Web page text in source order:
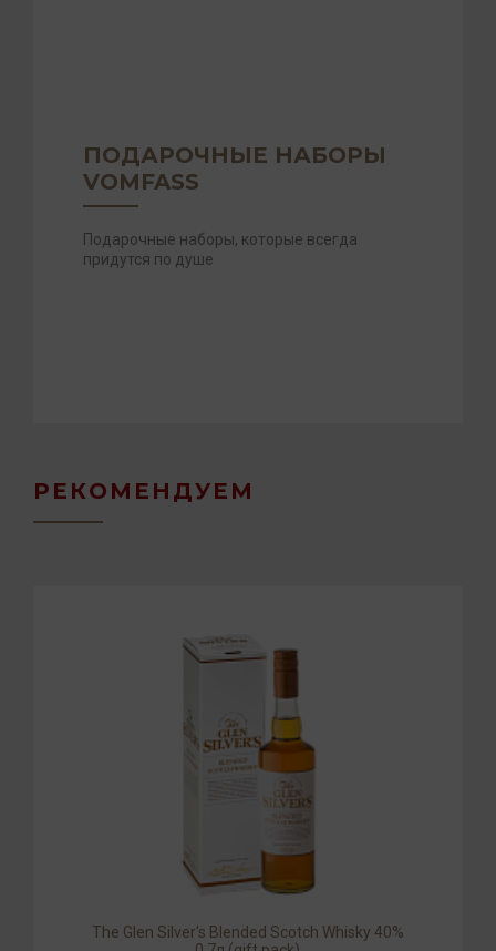
ПОДАРОЧНЫЕ НАБОРЫ
VOMFASS
Подарочные наборы, которые всегда
придутся по душе
РЕКОМЕНДУЕМ
The Glen Silver's Blended Scotch Whisky 40%